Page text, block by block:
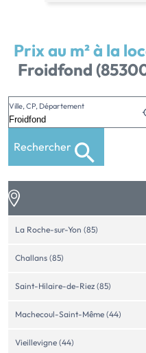
Prix au m² à la
Froidfond
Ville, CP, Département
Rechercher
La Roche-sur-Yon (85)
Challans (85)
Saint-Hilaire-de-Riez (85)
Machecoul-Saint-Même (44)
Vieillevigne (44)